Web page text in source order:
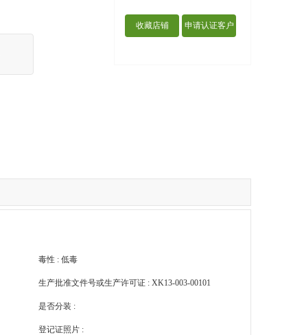
收藏店铺 申请认证客户
毒性 : 低毒
生产批准文件号或生产许可证 : XK13-003-00101
是否分装 :
登记证照片 :